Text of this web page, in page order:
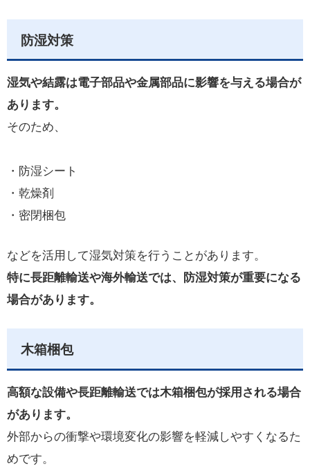
防湿対策
湿気や結露は電子部品や金属部品に影響を与える場合が
あります。
そのため、
・防湿シート
・乾燥剤
・密閉梱包
などを活用して湿気対策を行うことがあります。
特に長距離輸送や海外輸送では、防湿対策が重要になる
場合があります。
木箱梱包
高額な設備や長距離輸送では木箱梱包が採用される場合
があります。
外部からの衝撃や環境変化の影響を軽減しやすくなるた
めです。